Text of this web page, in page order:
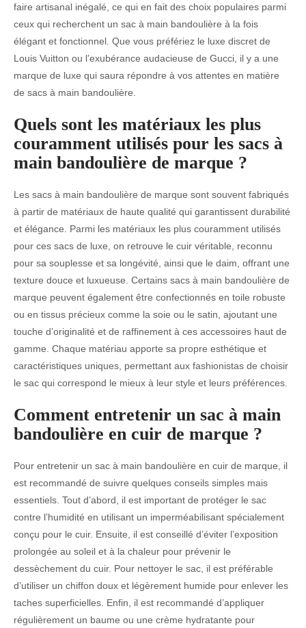
faire artisanal inégalé, ce qui en fait des choix populaires parmi
ceux qui recherchent un sac à main bandoulière à la fois
élégant et fonctionnel. Que vous préfériez le luxe discret de
Louis Vuitton ou l’exubérance audacieuse de Gucci, il y a une
marque de luxe qui saura répondre à vos attentes en matière
de sacs à main bandoulière.
Quels sont les matériaux les plus
couramment utilisés pour les sacs à
main bandoulière de marque ?
Les sacs à main bandoulière de marque sont souvent fabriqués
à partir de matériaux de haute qualité qui garantissent durabilité
et élégance. Parmi les matériaux les plus couramment utilisés
pour ces sacs de luxe, on retrouve le cuir véritable, reconnu
pour sa souplesse et sa longévité, ainsi que le daim, offrant une
texture douce et luxueuse. Certains sacs à main bandoulière de
marque peuvent également être confectionnés en toile robuste
ou en tissus précieux comme la soie ou le satin, ajoutant une
touche d’originalité et de raffinement à ces accessoires haut de
gamme. Chaque matériau apporte sa propre esthétique et
caractéristiques uniques, permettant aux fashionistas de choisir
le sac qui correspond le mieux à leur style et leurs préférences.
Comment entretenir un sac à main
bandoulière en cuir de marque ?
Pour entretenir un sac à main bandoulière en cuir de marque, il
est recommandé de suivre quelques conseils simples mais
essentiels. Tout d’abord, il est important de protéger le sac
contre l’humidité en utilisant un imperméabilisant spécialement
conçu pour le cuir. Ensuite, il est conseillé d’éviter l’exposition
prolongée au soleil et à la chaleur pour prévenir le
dessèchement du cuir. Pour nettoyer le sac, il est préférable
d’utiliser un chiffon doux et légèrement humide pour enlever les
taches superficielles. Enfin, il est recommandé d’appliquer
régulièrement un baume ou une crème hydratante pour